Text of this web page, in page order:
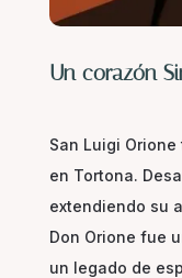
Un corazón
San Luigi
en Tortona.
extendiendo su
Don Orione fue
un legado de